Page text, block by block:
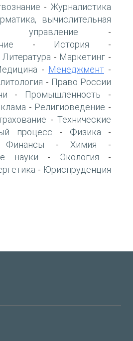
- Журналистика
вычислительная
-
- История -
Литература - Маркетинг -
- Менеджмент -
- Право России
- Промышленность -
- Религиоведение -
- Технические
процесс - Физика -
Финансы - Химия -
науки - Экология -
- Юриспруденция